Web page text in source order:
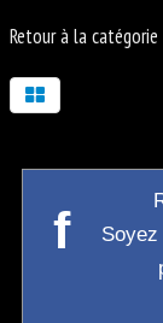
Retour à la catégorie
f